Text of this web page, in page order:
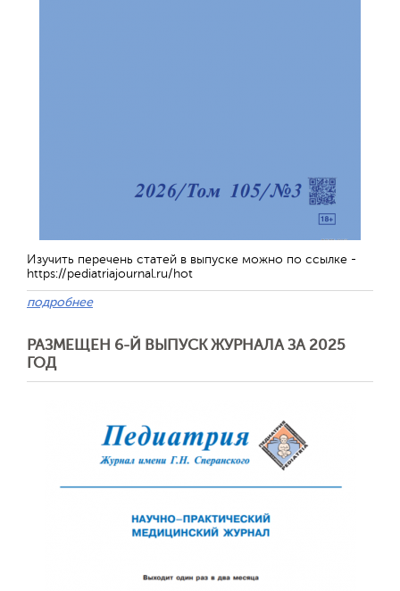
Изучить перечень статей в выпуске можно по ссылке -
https://pediatriajournal.ru/hot
подробнее
РАЗМЕЩЕН 6-Й ВЫПУСК ЖУРНАЛА ЗА 2025
ГОД
Обратная